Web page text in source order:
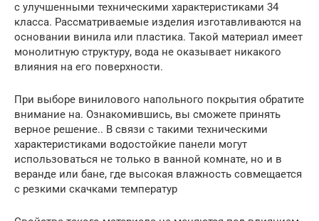
с улучшенными техническими характеристиками 34
класса. Рассматриваемые изделия изготавливаются на
основании винила или пластика. Такой материал имеет
монолитную структуру, вода не оказывает никакого
влияния на его поверхности.
При выборе винилового напольного покрытия обратите
внимание на. Ознакомившись, вы сможете принять
верное решение.. В связи с такими техническими
характеристиками водостойкие панели могут
использоваться не только в ванной комнате, но и в
веранде или бане, где высокая влажность совмещается
с резкими скачками температур